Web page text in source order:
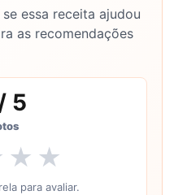
essa receita ajudou
as recomendações
5
★ ★
para avaliar.